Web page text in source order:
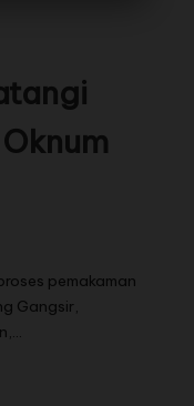
pemakaman
Gangsir,